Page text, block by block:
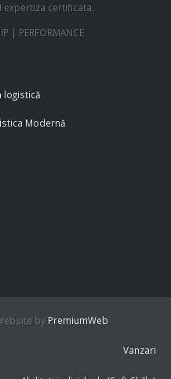
certificata.
| PERFORMANCE
logistică
Modernă
by PremiumWeb
Vanzari